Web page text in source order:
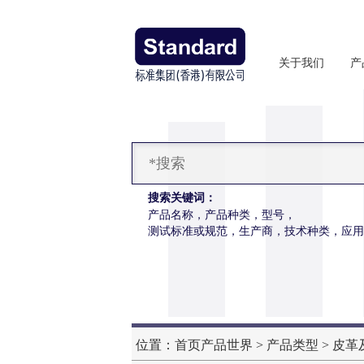
关于我们
搜索关键词：
产品名称，产品种类，型号，
测试标准或规范，生产商，技术种类，应
位置： 首页产品世界 > 产品类型 > 皮革